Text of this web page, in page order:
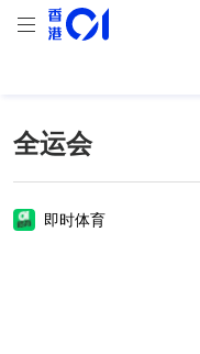
全运会
即时体育